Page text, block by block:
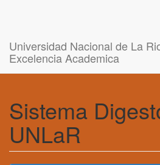
Universidad Nacional de La
Excelencia Academica
Sistema
UNLaR